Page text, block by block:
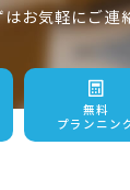
はお気軽にご連
無料
プランニン